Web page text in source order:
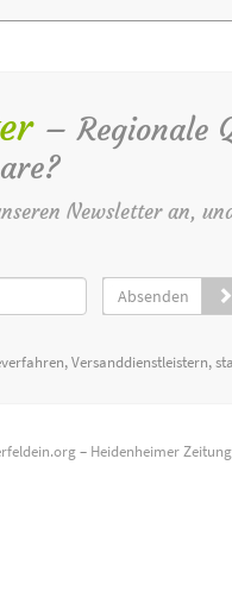
– Regionale
Newsletter an,
Absenden
Versanddienstleistern,
– Heidenheimer